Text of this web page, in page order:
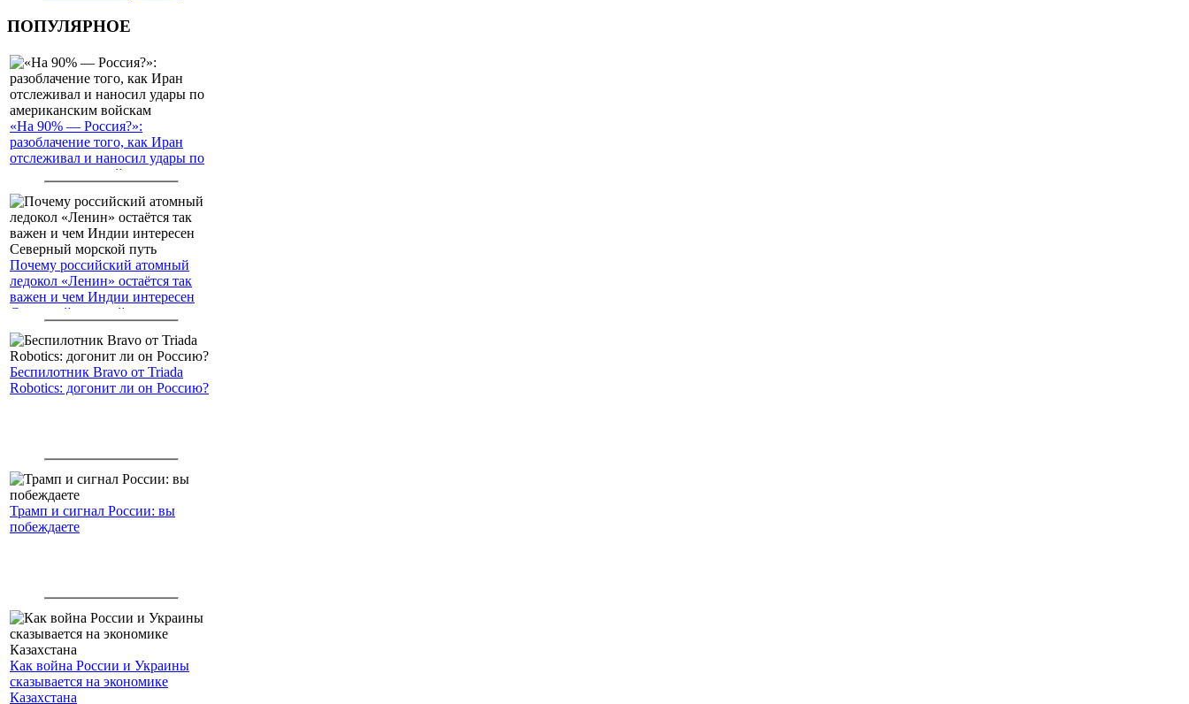
ПОПУЛЯРНОЕ
«На 90% — Россия?»:
разоблачение того, как Иран
отслеживал и наносил удары по
американским войскам
Почему российский атомный
ледокол «Ленин» остаётся так
важен и чем Индии интересен
Северный морской путь
Беспилотник Bravo от Triada
Robotics: догонит ли он Россию?
Трамп и сигнал России: вы
побеждаете
Как война России и Украины
сказывается на экономике
Казахстана